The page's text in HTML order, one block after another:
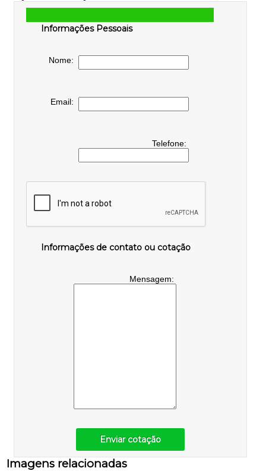
Informações Pessoais
Nome:
Email:
Telefone:
Informações de contato ou cotação
Mensagem:
Enviar cotação
Imagens relacionadas